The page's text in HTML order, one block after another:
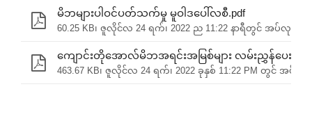
မိဘများပါဝင်ပတ်သက်မှု မူဝါဒပေါ်လစီ.pdf
60.25 KB၊ ဇူလိုင်လ 24 ရက်၊ 2022 ည 11:22 နာရီတွင် အပ်လုဒ်
ကျောင်းတိုအောလ်မိဘအရင်းအမြစ်များ လမ်းညွှန်ပေးသ
463.67 KB၊ ဇူလိုင်လ 24 ရက်၊ 2022 ခုနှစ် 11:22 PM တွင် အ